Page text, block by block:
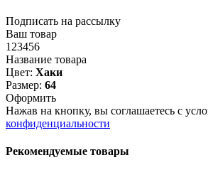
Подписать на рассылку
Ваш товар
123456
Название товара
Цвет: Хаки
Размер: 64
Оформить
Нажав на кнопку, вы соглашаетесь с
конфиденциальности
Рекомендуемые товары